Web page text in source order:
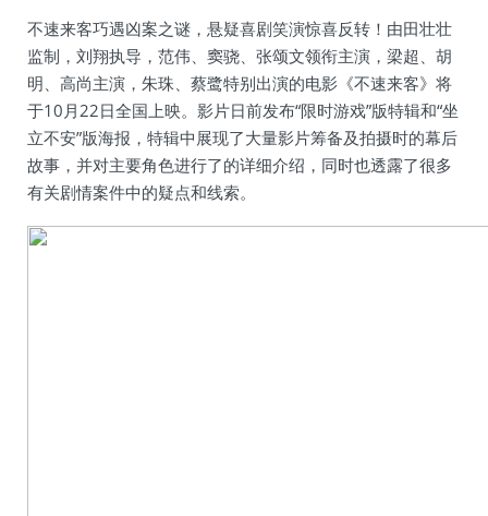
不速来客巧遇凶案之谜，悬疑喜剧笑演惊喜反转！由田壮壮
监制，刘翔执导，范伟、窦骁、张颂文领衔主演，梁超、胡
明、高尚主演，朱珠、蔡鹭特别出演的电影《不速来客》将
于10月22日全国上映。影片日前发布“限时游戏”版特辑和“坐
立不安”版海报，特辑中展现了大量影片筹备及拍摄时的幕后
故事，并对主要角色进行了的详细介绍，同时也透露了很多
有关剧情案件中的疑点和线索。